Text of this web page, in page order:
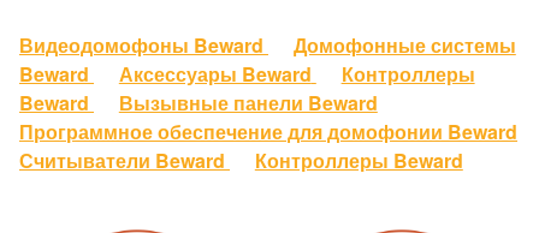
Видеодомофоны Beward
Домофонные системы
Beward
Аксессуары Beward
Контроллеры
Beward
Вызывные панели Beward
Программное обеспечение для домофонии Beward
Считыватели Beward
Контроллеры Beward